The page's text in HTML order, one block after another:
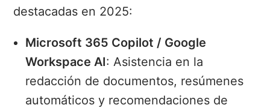
destacadas en 2025:
Microsoft 365 Copilot / Google
Workspace AI: Asistencia en la
redacción de documentos, resúmenes
automáticos y recomendaciones de